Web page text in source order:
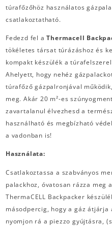
túrafőzőhöz használatos
csatlakoztatható.
Fedezd fel aThermacell
tökéletes társat túrázáshoz és
kompakt készülék a
Ahelyett, hogy nehéz
túrafőző gázpalronjával
meg. Akár 20 m²-es
zavartalanul élvezhesd a
használható és megbízható
a vadonban is!
Használata:
Csatlakoztassa a szabványos
palackhoz, óvatosan rázza meg
ThermaCELL Backpacker
másodpercig, hogy a gáz
nyomjon rá a piezzo gyújtásra,